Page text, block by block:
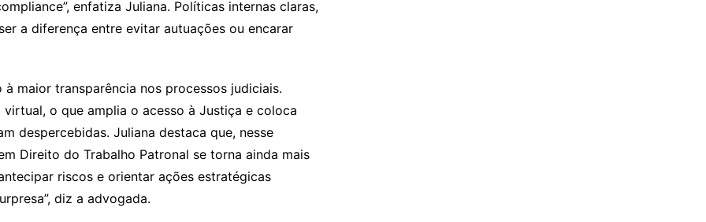
enfatiza Juliana. Políticas internas claras,
a diferença entre evitar autuações ou encarar
maior transparência nos processos judiciais.
o que amplia o acesso à Justiça e coloca
despercebidas. Juliana destaca que, nesse
Direito do Trabalho Patronal se torna ainda mais
riscos e orientar ações estratégicas
diz a advogada.